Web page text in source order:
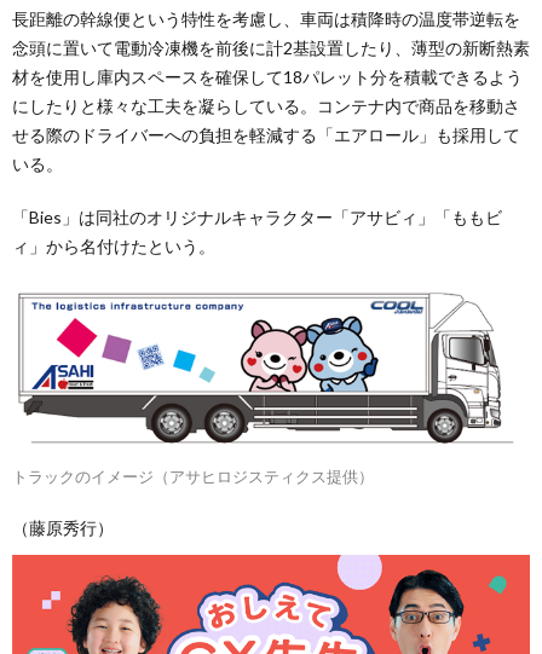
長距離の幹線便という特性を考慮し、車両は積降時の温度帯逆転を
念頭に置いて電動冷凍機を前後に計2基設置したり、薄型の新断熱素
材を使用し庫内スペースを確保して18パレット分を積載できるよう
にしたりと様々な工夫を凝らしている。コンテナ内で商品を移動さ
せる際のドライバーへの負担を軽減する「エアロール」も採用して
いる。
「Bies」は同社のオリジナルキャラクター「アサビィ」「ももビ
ィ」から名付けたという。
トラックのイメージ（アサヒロジスティクス提供）
（藤原秀行）